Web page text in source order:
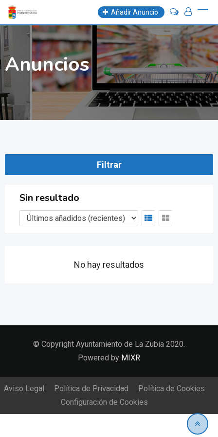
Skip
content
Añadir Anuncio
Anuncios
Filtrar
Sin resultado
No hay resultados
© Copyright Ayuntamiento de La Zubia 2020.
Powered by MIXR
Aviso Legal Política de Privacidad
Política de Cookies
Configuración de Cookies